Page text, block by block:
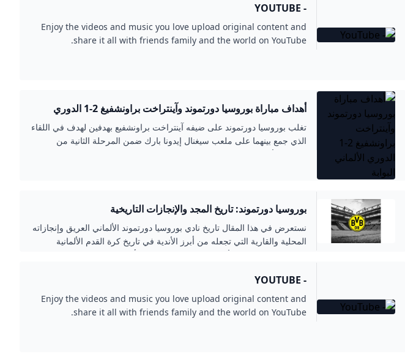
- YOUTUBE
Enjoy the videos and music you love upload original content and
share it all with friends family and the world on YouTube.
أهداف مباراة بوروسيا دورتموند وآينتراخت براونشفيغ 2-1 الدوري
الألماني البوابة
تغلب بوروسيا دورتموند على ضيفه آينتراخت براونشفيع بهدفين لهدف في اللقاء
الذي جمع بينهما على ملعب سيغنال إيدونا بارك ضمن المرحلة الثانية من
الدوري الألما
بوروسيا دورتموند: تاريخ المجد والإنجازات التاريخية
نستعرض في هذا المقال تاريخ نادي بوروسيا دورتموند الألماني العريق وإنجازاته
المحلية والقارية التي تجعله من أبرز الأندية في تاريخ كرة القدم الألمانية
والعالمية، مع تفصيل لأبرز البطولات التي حققها وأهمية ملعبه وجماهيره الوفية.
- YOUTUBE
Enjoy the videos and music you love upload original content and
share it all with friends family and the world on YouTube.